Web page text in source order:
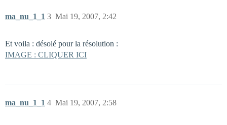
ma_nu_1_1 Mai 19, 2007, 2:42
3
Et voila : désolé pour la résolution :
IMAGE : CLIQUER ICI
ma_nu_1_1 Mai 19, 2007, 2:58
4